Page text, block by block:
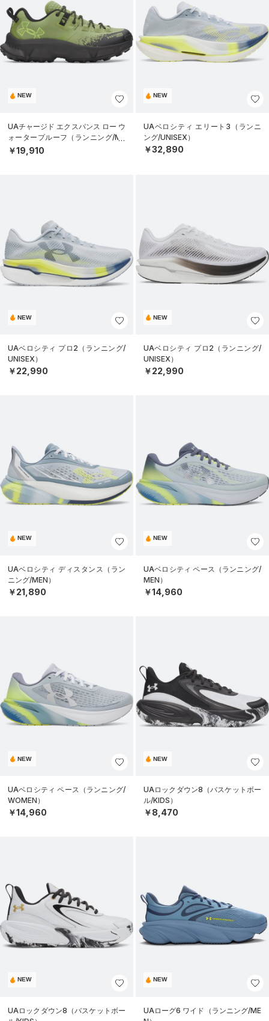
NEW
UAチャージド エクスパンス ロー ウ
ォータープルーフ（ランニング/ME
N）
￥19,910
NEW
UAベロシティ エリート3（ランニ
ング/UNISEX）
￥32,890
NEW
UAベロシティ プロ2（ランニング/
UNISEX）
￥22,990
NEW
UAベロシティ プロ2（ランニング/
UNISEX）
￥22,990
NEW
UAベロシティ ディスタンス（ラン
ニング/MEN）
￥21,890
NEW
UAベロシティ ペース（ランニング/
MEN）
￥14,960
NEW
UAベロシティ ペース（ランニング/
WOMEN）
￥14,960
NEW
UAロックダウン8（バスケットボー
ル/KIDS）
￥8,470
NEW
UAロックダウン8（バスケットボー
NEW
UAローグ6 ワイド（ランニング/ME